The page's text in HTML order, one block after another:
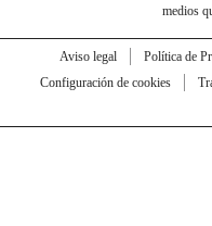
medios
Aviso legal Política de
Configuración de cookies